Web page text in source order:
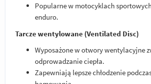
Popularne w motocyklach
enduro.
Tarcze wentylowane (Ventilated Disc)
Wyposażone w otwory wentylacyjne
odprowadzanie ciepła.
Zapewniają lepsze chłodzenie